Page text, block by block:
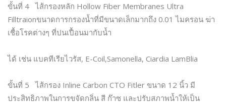
ขั้นที่ 4 ไส้กรองหลัก Hollow Fiber Membranes Ultra
Filltraionขนาดการกรองน้ำที่มีขนาดเล็กมากถึง 0.01 ไมครอน ฆ่า
เชื้อโรคต่างๆ ที่ปนเปื้อนมากับน้ำ
ได้ เช่น แบคทีเรียไวรัส, E-Coil,Samonella, Ciardia LamBlia
ขั้นที่ 5 ไส้กรอง Inline Carbon CTO Fitler ขนาด 12 นิ้ว มี
ประสิทธิภาพในการขจัดกลิ่น สี ก๊าซ และปรับสภาพน้ำให้เป็น